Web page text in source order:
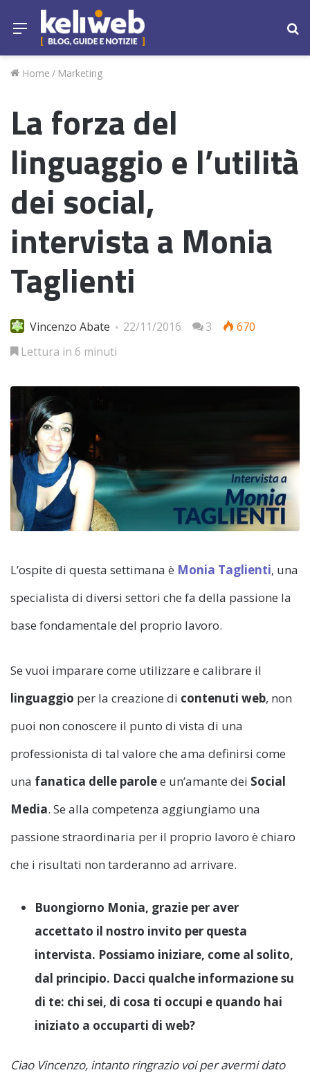
Menu
Home / Marketing
La forza del
linguaggio e l’utilità
dei social,
intervista a Monia
Taglienti
Vincenzo Abate 22/11/2016 3
670
Lettura in 6 minuti
L’ospite di questa settimana è Monia Taglienti, una
specialista di diversi settori che fa della passione la
base fondamentale del proprio lavoro.
Se vuoi imparare come utilizzare e calibrare il
linguaggio per la creazione di contenuti web, non
puoi non conoscere il punto di vista di una
professionista di tal valore che ama definirsi come
una fanatica delle parolee un’amante dei Social
Media. Se alla competenza aggiungiamo una
passione straordinaria per il proprio lavoro è chiaro
che i risultati non tarderanno ad arrivare.
Buongiorno Monia, grazie per aver
accettato il nostro invito per questa
intervista. Possiamo iniziare, come al solito,
dal principio. Dacci qualche informazione su
di te: chi sei, di cosa ti occupi e quando hai
iniziato a occuparti di web?
Ciao Vincenzo, intanto ringrazio voi per avermi dato